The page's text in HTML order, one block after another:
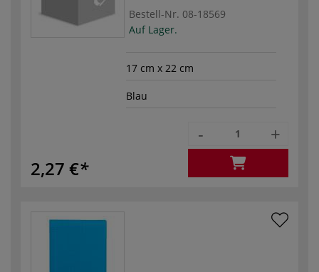
Bestell-Nr. 08-18569
Auf Lager.
17 cm x 22 cm
Blau
2,27 €
- +